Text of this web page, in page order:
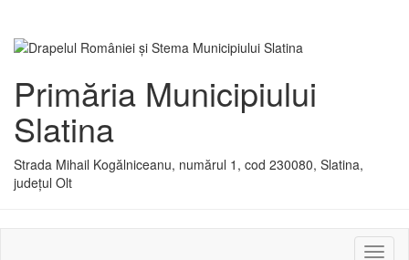
Primăria Municipiului
Slatina
Strada Mihail Kogălniceanu, numărul 1, cod 230080, Slatina,
județul Olt